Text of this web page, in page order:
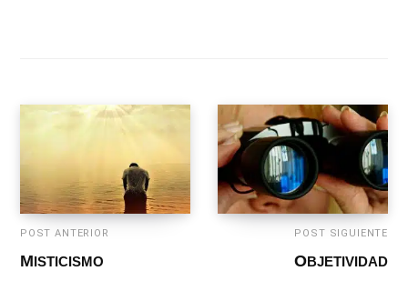
POST ANTERIOR
MISTICISMO
POST SIGUIENTE
OBJETIVIDAD